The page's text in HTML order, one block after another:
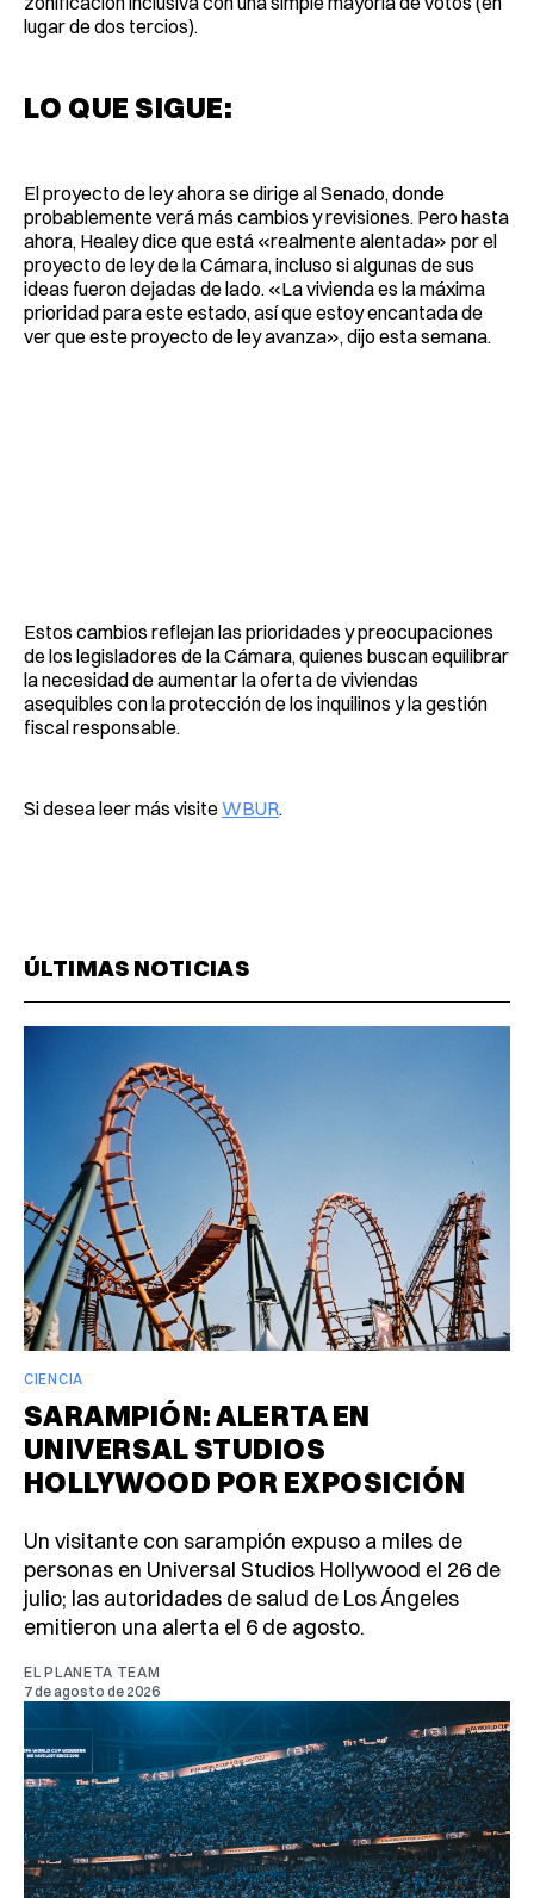
lugar de dos tercios).
LO QUE SIGUE:
El proyecto de ley ahora se dirige al Senado, donde
probablemente verá más cambios y revisiones. Pero hasta
ahora, Healey dice que está «realmente alentada» por el
proyecto de ley de la Cámara, incluso si algunas de sus
ideas fueron dejadas de lado. «La vivienda es la máxima
prioridad para este estado, así que estoy encantada de
ver que este proyecto de ley avanza», dijo esta semana.
Estos cambios reflejan las prioridades y preocupaciones
de los legisladores de la Cámara, quienes buscan equilibrar
la necesidad de aumentar la oferta de viviendas
asequibles con la protección de los inquilinos y la gestión
fiscal responsable.
Si desea leer más visiteWBUR.
ÚLTIMAS NOTICIAS
CIENCIA
SARAMPIÓN: ALERTA EN
UNIVERSAL STUDIOS
HOLLYWOOD POR EXPOSICIÓN
Un visitante con sarampión expuso a miles de
personas en Universal Studios Hollywood el 26 de
julio; las autoridades de salud de Los Ángeles
emitieron una alerta el 6 de agosto.
EL PLANETA TEAM
7 de agosto de 2026